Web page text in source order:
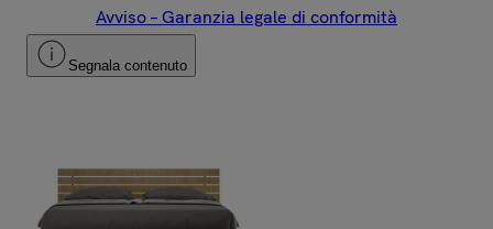
Avviso – Garanzia legale di conformità
Segnala contenuto